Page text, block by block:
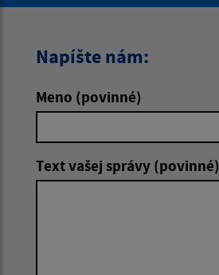
Napíšte nám:
Meno (povinné)
Text vašej správy (povinné)